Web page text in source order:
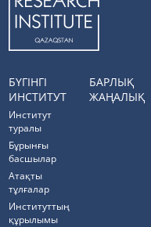
БҮГІНГІ
ИНСТИТУТ
Институт
туралы
Бұрынғы
басшылар
Атақты
тұлғалар
Институттың
құрылымы
БАРЛЫҚ
ЖАҢАЛЫҚ